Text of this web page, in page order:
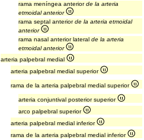
rama meníngea anteriorde la arteria
etmoidal anterior
rama septal anteriorde la arteria etmoidal
anterior
rama nasal anterior lateral de la arteria
etmoidal anterior
arteria palpebral medial
arteria palpebral medial superior
rama de la arteria palpebral medial superior
arteria conjuntival posterior superior
arco palpebral superior
arteria palpebral medial inferior
rama de la arteria palpebral medial inferior